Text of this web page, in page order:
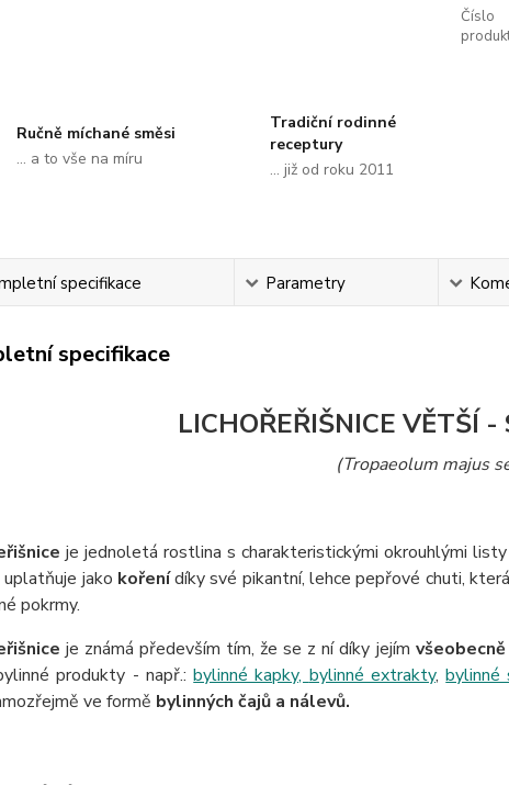
Číslo
Ručně míchané směsi
... a to vše na míru
Tradiční rodinné
receptury
... již od roku 2011
specifikace Parametry
specifikace
LICHOŘEŘIŠNICE VĚTŠÍ
(Tropaeolum majus
je jednoletá rostlina s charakteristickými okrouhlými
uplatňuje jako kořenídíky své pikantní, lehce pepřové chuti,
pokrmy.
je známá především tím, že se z ní díky jejím
produkty - např.:bylinné kapky, bylinné extrakty,bylinné
ve formě bylinných čajů a nálevů.